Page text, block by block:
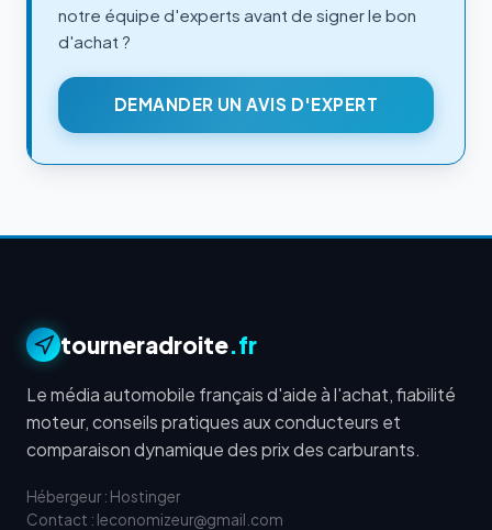
notre équipe d'experts avant de signer le bon
d'achat ?
DEMANDER UN AVIS D'EXPERT
tourneradroite.fr
Le média automobile français d'aide à l'achat, fiabilité
moteur, conseils pratiques aux conducteurs et
comparaison dynamique des prix des carburants.
Hébergeur : Hostinger
Contact : leconomizeur@gmail.com